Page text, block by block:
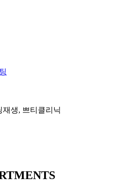
재생, 쁘티클리닉